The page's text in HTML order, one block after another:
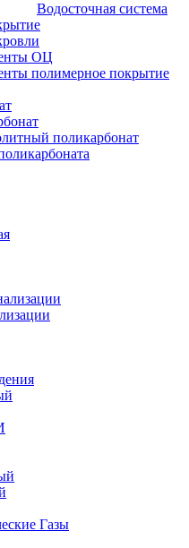
Водосточная система
ОЦ
полимерное покрытие
поликарбонат
Газы